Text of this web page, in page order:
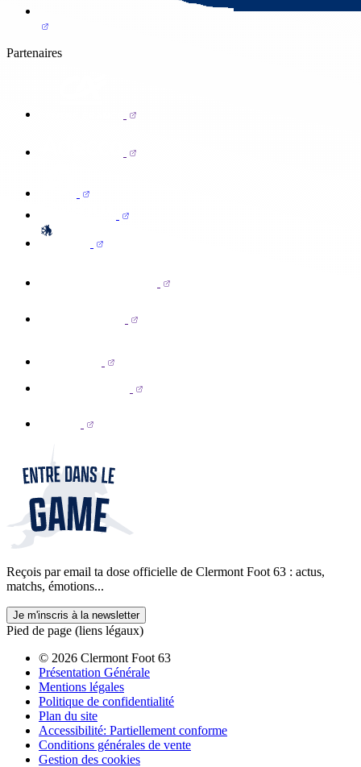
Partenaires
Reçois par email ta dose officielle de Clermont Foot 63 : actus,
matchs, émotions...
Je m'inscris à la newsletter
Pied de page (liens légaux)
© 2026 Clermont Foot 63
Présentation Générale
Mentions légales
Politique de confidentialité
Plan du site
Accessibilité: Partiellement conforme
Conditions générales de vente
Gestion des cookies